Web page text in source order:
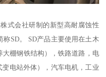
式会社研制的新型高耐腐蚀性
称SD。 SD产品主要使用在土木
棚钢铁结构），铁路道路，电
电站外体），汽车电机，工业